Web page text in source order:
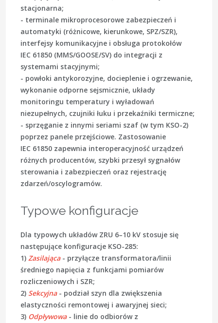
stacjonarna;
- terminale mikroprocesorowe zabezpieczeń i
automatyki (różnicowe, kierunkowe, SPZ/SZR),
interfejsy komunikacyjne i obsługa protokołów
IEC 61850 (MMS/GOOSE/SV) do integracji z
systemami stacyjnymi;
- powłoki antykorozyjne, docieplenie i ogrzewanie,
wykonanie odporne sejsmicznie, układy
monitoringu temperatury i wyładowań
niezupełnych, czujniki łuku i przekaźniki termiczne;
- sprzęganie z innymi seriami szaf (w tym KSO-2)
poprzez panele przejściowe. Zastosowanie
IEC 61850 zapewnia interoperacyjność urządzeń
różnych producentów, szybki przesył sygnałów
sterowania i zabezpieczeń oraz rejestrację
zdarzeń/oscylogramów.
Typowe konfiguracje
Dla typowych układów ZRU 6–10 kV stosuje się
następujące konfiguracje KSO-285:
1) Zasilająca- przyłącze transformatora/linii
średniego napięcia z funkcjami pomiarów
rozliczeniowych i SZR;
2) Sekcyjna- podział szyn dla zwiększenia
elastyczności remontowej i awaryjnej sieci;
3) Odpływowa- linie do odbiorów z